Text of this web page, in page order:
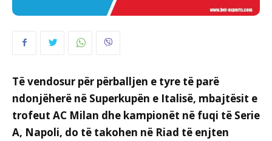
Të vendosur për përballjen e tyre të parë
ndonjëherë në Superkupën e Italisë, mbajtësit e
trofeut AC Milan dhe kampionët në fuqi të Serie
A, Napoli, do të takohen në Riad të enjten